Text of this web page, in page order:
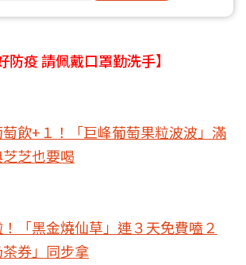
防疫 請佩戴口罩勤洗手】
飲+１！「巨峰葡萄果粒波波」滿
芝也要喝
「黑金燒仙草」連３天免費嗑２
券」同步拿